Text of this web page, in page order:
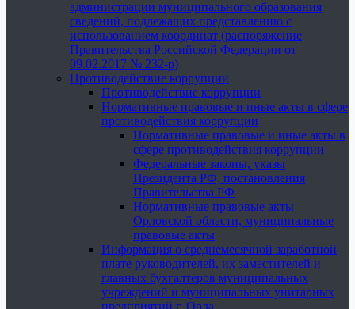
администрации муниципального образования
сведений, подлежащих представлению с
использованием координат (распоряжение
Правительства Российской Федерации от
09.02.2017 № 232-р)
Противодействие коррупции
Противодействие коррупции
Нормативные правовые и иные акты в сфере
противодействия коррупции
Нормативные правовые и иные акты в
сфере противодействия коррупции
Федеральные законы, указы
Президента РФ, постановления
Правительства РФ
Нормативные правовые акты
Орловской области, муниципальные
правовые акты
Информация о среднемесячной заработной
плате руководителей, их заместителей и
главных бухгалтеров муниципальных
учреждений и муниципальных унитарных
предприятий г. Орла